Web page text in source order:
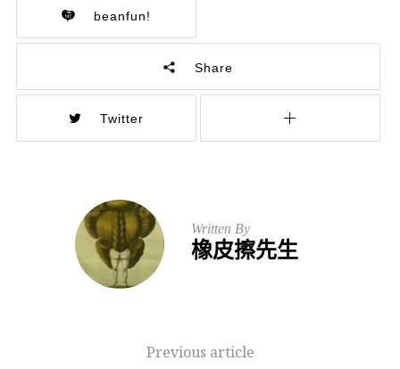
beanfun!
Share
Twitter
Written By
橡皮擦先生
Previous article